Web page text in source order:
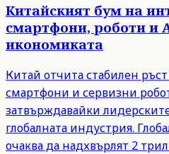
Китайският бум на
смартфони, роботи и
икономиката
Китай отчита стабилен
смартфони и сервизни
затвърждавайки
глобалната индустрия.
очаква да надхвърлят 2